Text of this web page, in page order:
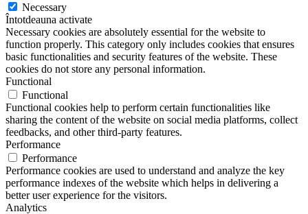
Necessary
Întotdeauna activate
Necessary cookies are absolutely essential for the website to
function properly. This category only includes cookies that ensures
basic functionalities and security features of the website. These
cookies do not store any personal information.
Functional
Functional
Functional cookies help to perform certain functionalities like
sharing the content of the website on social media platforms, collect
feedbacks, and other third-party features.
Performance
Performance
Performance cookies are used to understand and analyze the key
performance indexes of the website which helps in delivering a
better user experience for the visitors.
Analytics